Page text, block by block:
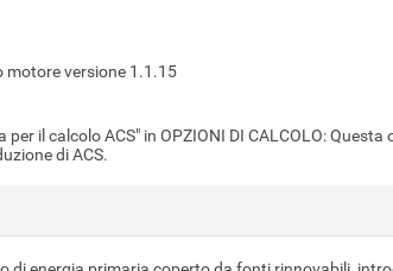
motore versione 1.1.15
il calcolo ACS" in OPZIONI DI CALCOLO:
di ACS.